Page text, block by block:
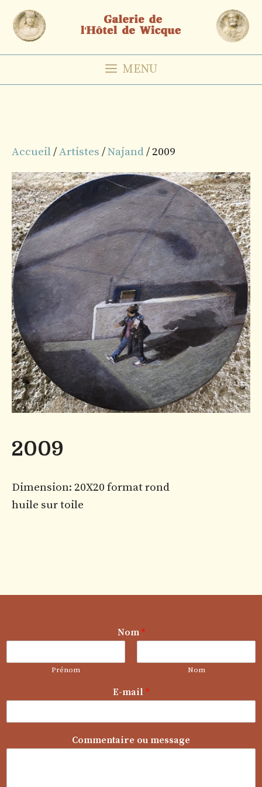
Aller
contenu
MENU
Accueil/Artistes /Najand/ 2009
2009
Dimension: 20X20 format rond
huile sur toile
Nom *
Prénom Nom
E-mail *
e
Commentaire ou message